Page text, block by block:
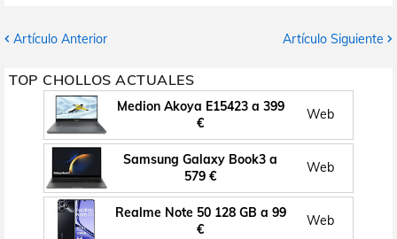
Artículo Anterior Artículo Siguiente
TOP CHOLLOS ACTUALES
Medion Akoya E15423 a 399
€
Web
Samsung Galaxy Book3 a
579 €
Web
Realme Note 50 128 GB a 99
€
Web